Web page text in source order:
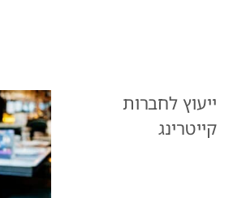
ייעוץ לחברות
קייטרינג